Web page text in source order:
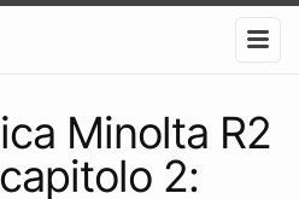
Minolta R2
2: